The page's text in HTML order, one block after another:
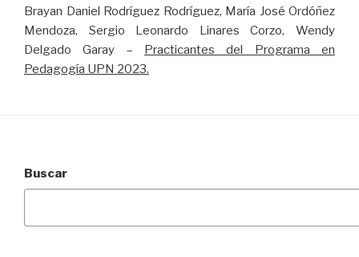
Brayan Daniel Rodríguez Rodríguez, María José Ordóñez
Mendoza, Sergio Leonardo Linares Corzo, Wendy
Delgado Garay – Practicantes del Programa en
Pedagogía UPN 2023.
Buscar